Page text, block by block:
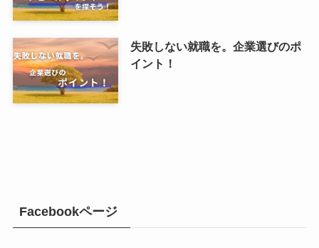
失敗しない就職を。企業選びのポ
イント！
Facebookページ